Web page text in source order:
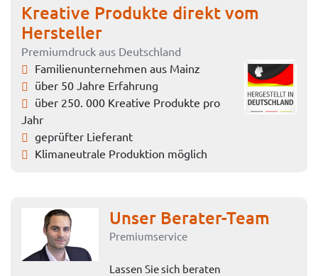
Kreative Produkte direkt vom
Hersteller
Premiumdruck aus Deutschland
Familienunternehmen aus Mainz
über 50 Jahre Erfahrung
über 250. 000 Kreative Produkte pro
Jahr
geprüfter Lieferant
Klimaneutrale Produktion möglich
Unser Berater-Team
Premiumservice
Lassen Sie sich beraten